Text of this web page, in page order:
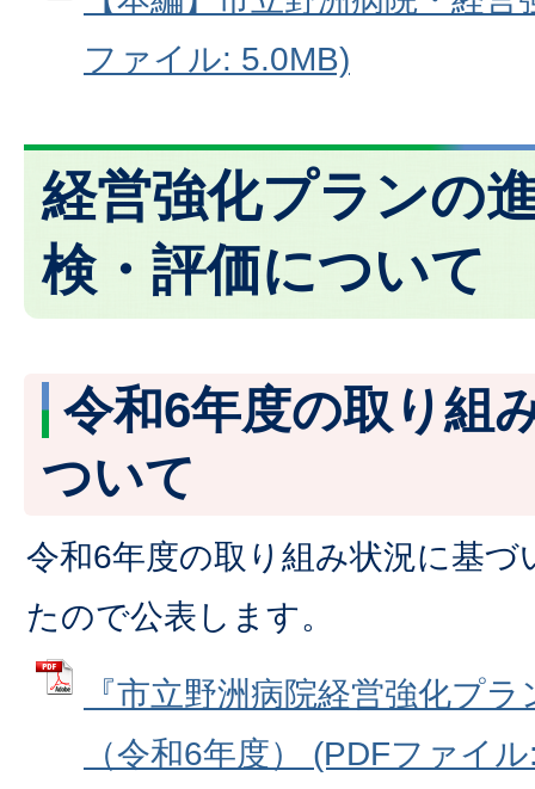
ファイル: 5.0MB)
経営強化プランの
検・評価について
令和6年度の取り組
ついて
令和6年度の取り組み状況に基
たので公表します。
『市立野洲病院経営強化プ
（令和6年度） (PDFファイ